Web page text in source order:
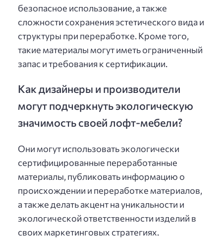
безопасное использование, а также
сложности сохранения эстетического вида и
структуры при переработке. Кроме того,
такие материалы могут иметь ограниченный
запас и требования к сертификации.
Как дизайнеры и производители
могут подчеркнуть экологическую
значимость своей лофт-мебели?
Они могут использовать экологически
сертифицированные переработанные
материалы, публиковать информацию о
происхождении и переработке материалов,
а также делать акцент на уникальности и
экологической ответственности изделий в
своих маркетинговых стратегиях.